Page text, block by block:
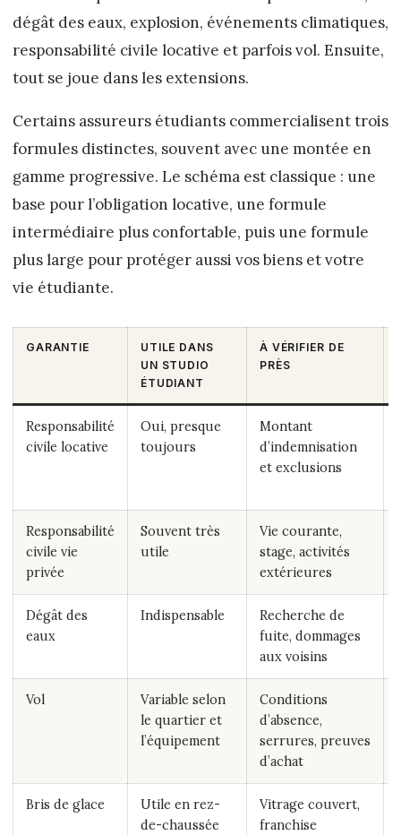
dégât des eaux, explosion, événements climatiques,
responsabilité civile locative et parfois vol. Ensuite,
tout se joue dans les extensions.
Certains assureurs étudiants commercialisent trois
formules distinctes, souvent avec une montée en
gamme progressive. Le schéma est classique : une
base pour l’obligation locative, une formule
intermédiaire plus confortable, puis une formule
plus large pour protéger aussi vos biens et votre
vie étudiante.
GARANTIE
UTILE DANS
UN STUDIO
ÉTUDIANT
À VÉRIFIER DE
PRÈS
Responsabilité
civile locative
Oui, presque
toujours
Montant
d’indemnisation
et exclusions
Responsabilité
civile vie
privée
Souvent très
utile
Vie courante,
stage, activités
extérieures
Dégât des
eaux
Indispensable
Recherche de
fuite, dommages
aux voisins
Vol
Variable selon
le quartier et
l’équipement
Conditions
d’absence,
serrures, preuves
d’achat
Bris de glace
Utile en rez-
de-chaussée
Vitrage couvert,
franchise